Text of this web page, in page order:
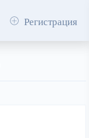
Регистрация